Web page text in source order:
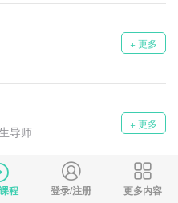
+ 更多
导师
+ 更多
程 登录/注册 更多内容